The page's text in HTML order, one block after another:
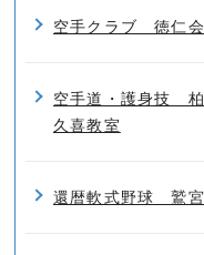
空手クラブ 徳仁会
空手道・護身技
久喜教室
還暦軟式野球 鷲宮